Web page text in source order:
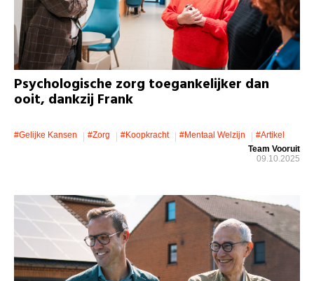
Psychologische zorg toegankelijker dan
ooit, dankzij Frank
#gelijke Kansen #zorg #koopkracht #mentaal Welzijn
#artikel
Team Vooruit
09.10.2025